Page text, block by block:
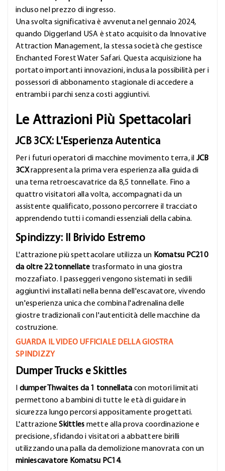
incluso nel prezzo di ingresso.
Una svolta significativa è avvenuta nel gennaio 2024,
quando Diggerland USA è stato acquisito da Innovative
Attraction Management, la stessa società che gestisce
Enchanted Forest Water Safari. Questa acquisizione ha
portato importanti innovazioni, inclusa la possibilità per i
possessori di abbonamento stagionale di accedere a
entrambi i parchi senza costi aggiuntivi.
Le Attrazioni Più Spettacolari
JCB 3CX: L'Esperienza Autentica
Per i futuri operatori di macchine movimento terra, il JCB
3CXrappresenta la prima vera esperienza alla guida di
una terna retroescavatrice da 8,5 tonnellate. Fino a
quattro visitatori alla volta, accompagnati da un
assistente qualificato, possono percorrere il tracciato
apprendendo tutti i comandi essenziali della cabina.
Spindizzy: Il Brivido Estremo
L'attrazione più spettacolare utilizza un Komatsu PC210
da oltre 22 tonnellate trasformato in una giostra
mozzafiato. I passeggeri vengono sistemati in sedili
aggiuntivi installati nella benna dell'escavatore, vivendo
un'esperienza unica che combina l'adrenalina delle
giostre tradizionali con l'autenticità delle macchine da
costruzione.
GUARDA IL VIDEO UFFICIALE DELLA GIOSTRA
SPINDIZZY
Dumper Trucks e Skittles
dumper Thwaites da 1 tonnellata con motori limitati
permettono a bambini di tutte le età di guidare in
sicurezza lungo percorsi appositamente progettati.
L'attrazioneSkittles mette alla prova coordinazione e
precisione, sfidando i visitatori a abbattere birilli
utilizzando una palla da demolizione manovrata con un
miniescavatore Komatsu PC14.